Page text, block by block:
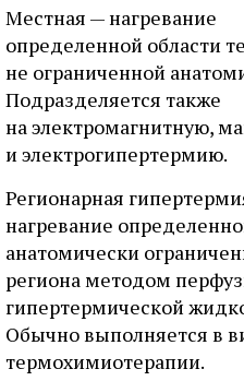
Местная — нагревание
определенной области
не ограниченной
Подразделяется также
на электромагнитную,
и электрогипертермию.
Регионарная
нагревание
анатомически
региона методом
гипертермической
Обычно выполняется в
термохимиотерапии.